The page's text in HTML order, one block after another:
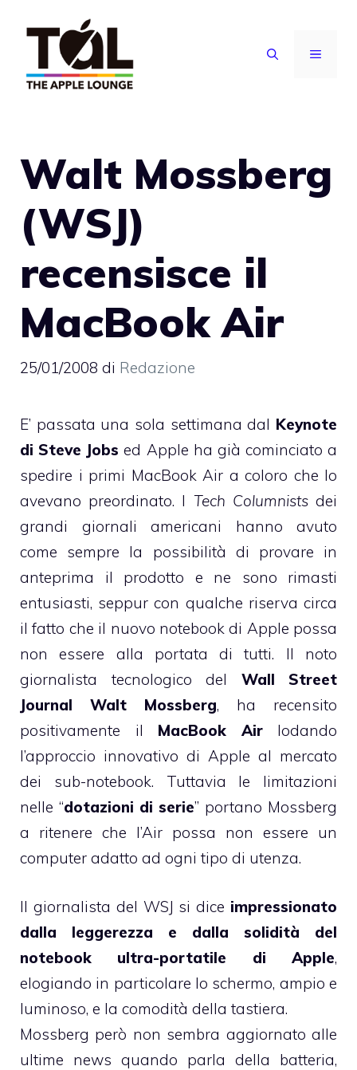
contenuto
MENU
Walt Mossberg
(WSJ)
recensisce il
MacBook Air
25/01/2008 di Redazione
E’ passata una sola settimana dal Keynote
di Steve Jobsed Apple ha già cominciato a
spedire i primi MacBook Air a coloro che lo
avevano preordinato. I Tech Columnistsdei
grandi giornali americani hanno avuto
come sempre la possibilità di provare in
anteprima il prodotto e ne sono rimasti
entusiasti, seppur con qualche riserva circa
il fatto che il nuovo notebook di Apple possa
non essere alla portata di tutti. Il noto
giornalista tecnologico del Wall Street
Journal
Walt Mossberg, ha recensito
positivamente il MacBook Airlodando
l’approccio innovativo di Apple al mercato
dei sub-notebook. Tuttavia le limitazioni
nelle “dotazioni di serie” portano Mossberg
a ritenere che l’Air possa non essere un
computer adatto ad ogni tipo di utenza.
Il giornalista del WSJ si dice impressionato
dalla leggerezza e dalla solidità del
notebook ultra-portatile di Apple,
elogiando in particolare lo schermo, ampio e
luminoso, e la comodità della tastiera.
Mossberg però non sembra aggiornato alle
ultime news quando parla della batteria,